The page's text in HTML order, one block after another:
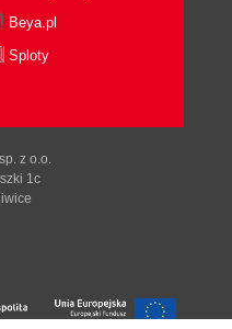
Beya.pl
Sploty
z o.o.
1c